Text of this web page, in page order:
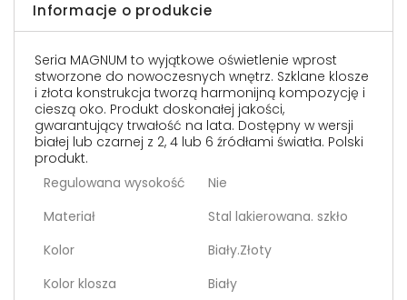
Informacje o produkcie
Seria MAGNUM to wyjątkowe oświetlenie wprost
stworzone do nowoczesnych wnętrz. Szklane klosze
i złota konstrukcja tworzą harmonijną kompozycję i
cieszą oko. Produkt doskonałej jakości,
gwarantujący trwałość na lata. Dostępny w wersji
białej lub czarnej z 2, 4 lub 6 źródłami światła. Polski
produkt.
Regulowana wysokość
Nie
Materiał
Stal lakierowana. szkło
Kolor
Biały.Złoty
Kolor klosza
Biały